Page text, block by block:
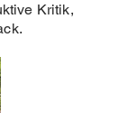
Kritik,